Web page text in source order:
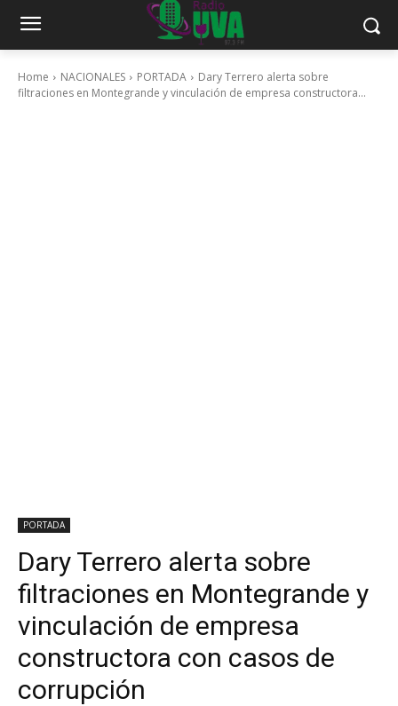
Home NACIONALES PORTADA
Dary Terrero alerta sobre
filtraciones en Montegrande y vinculación de empresa constructora...
PORTADA
Dary Terrero alerta sobre
filtraciones en Montegrande y
vinculación de empresa
constructora con casos de
corrupción